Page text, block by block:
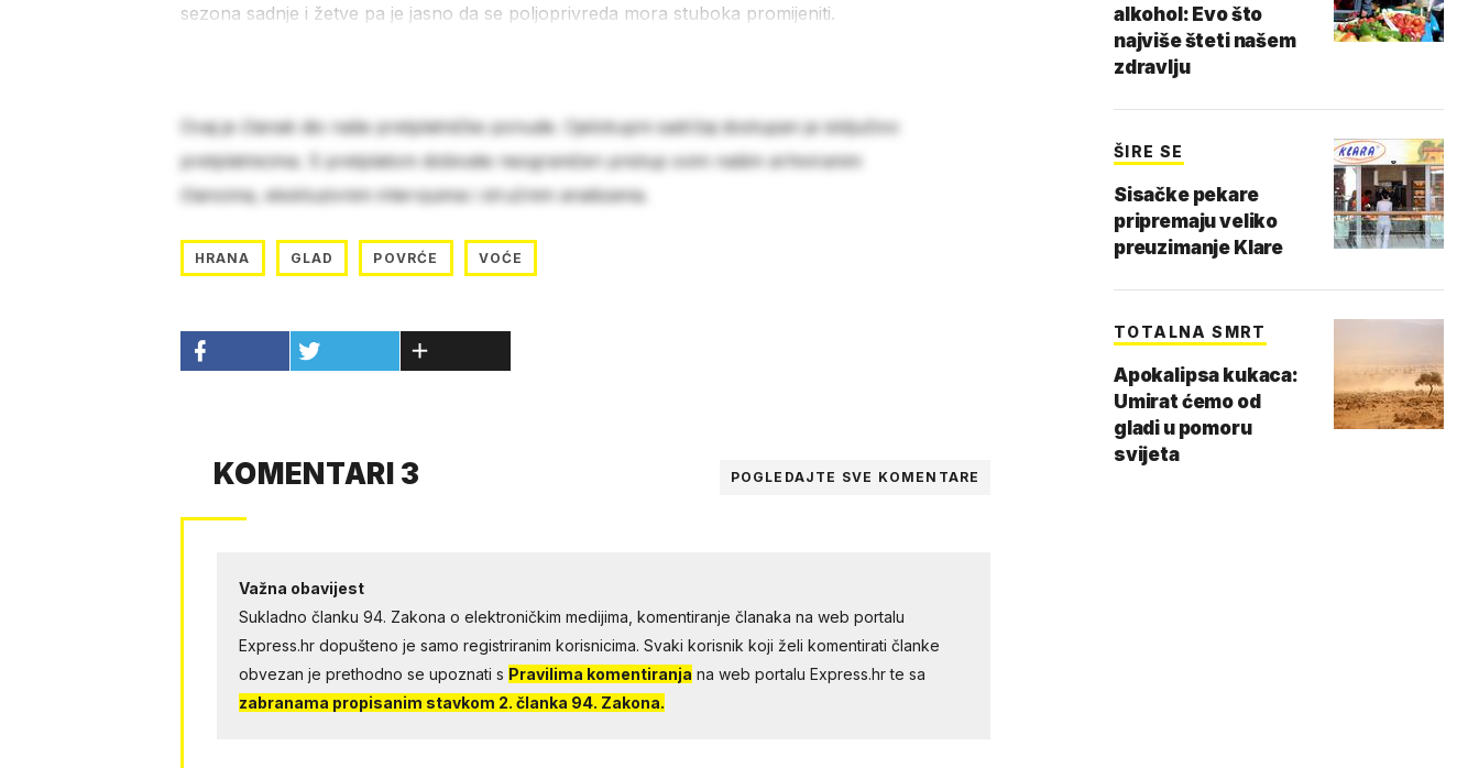
sezona sadnje i žetve pa je jasno da se poljoprivreda mora stuboka promijeniti.
Ovaj je članak dio naše pretplatničke ponude. Cjelokupni sadržaj dostupan je isključivo
pretplatnicima. S pretplatom dobivate neograničen pristup svim našim arhiviranim
člancima, ekskluzivnim intervjuima i stručnim analizama.
HRANA GLAD POVRĆE VOĆE
KOMENTARI 3 POGLEDAJTE SVE KOMENTARE
Važna obavijest
Sukladno članku 94. Zakona o elektroničkim medijima, komentiranje članaka na web portalu
Express.hr dopušteno je samo registriranim korisnicima. Svaki korisnik koji želi komentirati članke
obvezan je prethodno se upoznati s Pravilima komentiranja na web portalu Express.hr te sa
zabranama propisanim stavkom 2. članka 94. Zakona.
alkohol: Evo što
najviše šteti našem
zdravlju
ŠIRE SE
Sisačke pekare
pripremaju veliko
preuzimanje Klare
TOTALNA SMRT
Apokalipsa kukaca:
Umirat ćemo od
gladi u pomoru
svijeta